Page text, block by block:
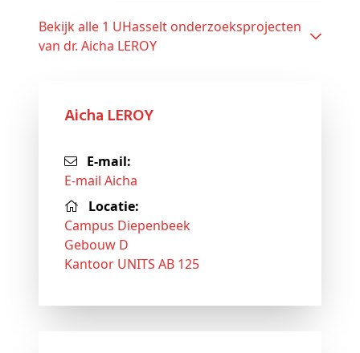
Bekijk alle 1 UHasselt onderzoeksprojecten
van dr. Aicha LEROY
Aicha LEROY
E-mail:
E-mail Aicha
Locatie:
Campus Diepenbeek
Gebouw D
Kantoor UNITS AB 125